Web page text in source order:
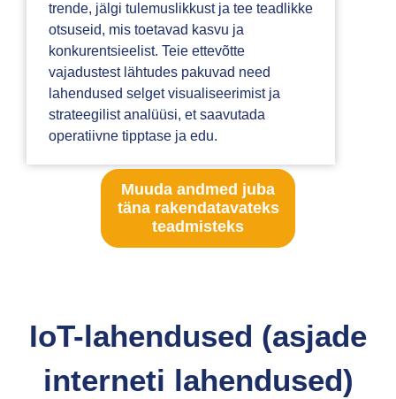
trende, jälgi tulemuslikkust ja tee teadlikke
otsuseid, mis toetavad kasvu ja
konkurentsieelist. Teie ettevõtte
vajadustest lähtudes pakuvad need
lahendused selget visualiseerimist ja
strateegilist analüüsi, et saavutada
operatiivne tipptase ja edu.
Muuda andmed juba
täna rakendatavateks
teadmisteks
IoT-lahendused (asjade
interneti lahendused)